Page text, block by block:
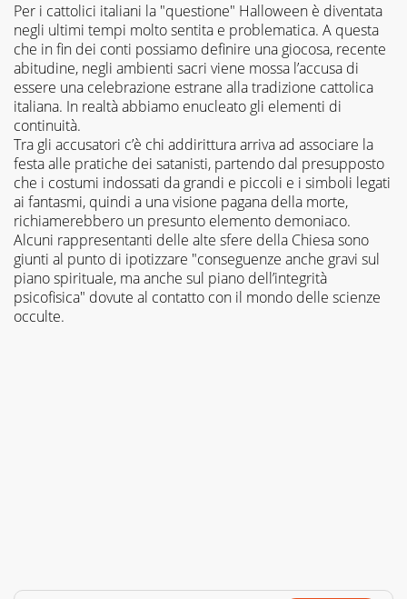
Per i cattolici italiani la "questione" Halloween è diventata
negli ultimi tempi molto sentita e problematica. A questa
che in fin dei conti possiamo definire una giocosa, recente
abitudine, negli ambienti sacri viene mossa l’accusa di
essere una celebrazione estrane alla tradizione cattolica
italiana. In realtà abbiamo enucleato gli elementi di
continuità.
Tra gli accusatori c’è chi addirittura arriva ad associare la
festa alle pratiche dei satanisti, partendo dal presupposto
che i costumi indossati da grandi e piccoli e i simboli legati
ai fantasmi, quindi a una visione pagana della morte,
richiamerebbero un presunto elemento demoniaco.
Alcuni rappresentanti delle alte sfere della Chiesa sono
giunti al punto di ipotizzare "conseguenze anche gravi sul
piano spirituale, ma anche sul piano dell’integrità
psicofisica" dovute al contatto con il mondo delle scienze
occulte.